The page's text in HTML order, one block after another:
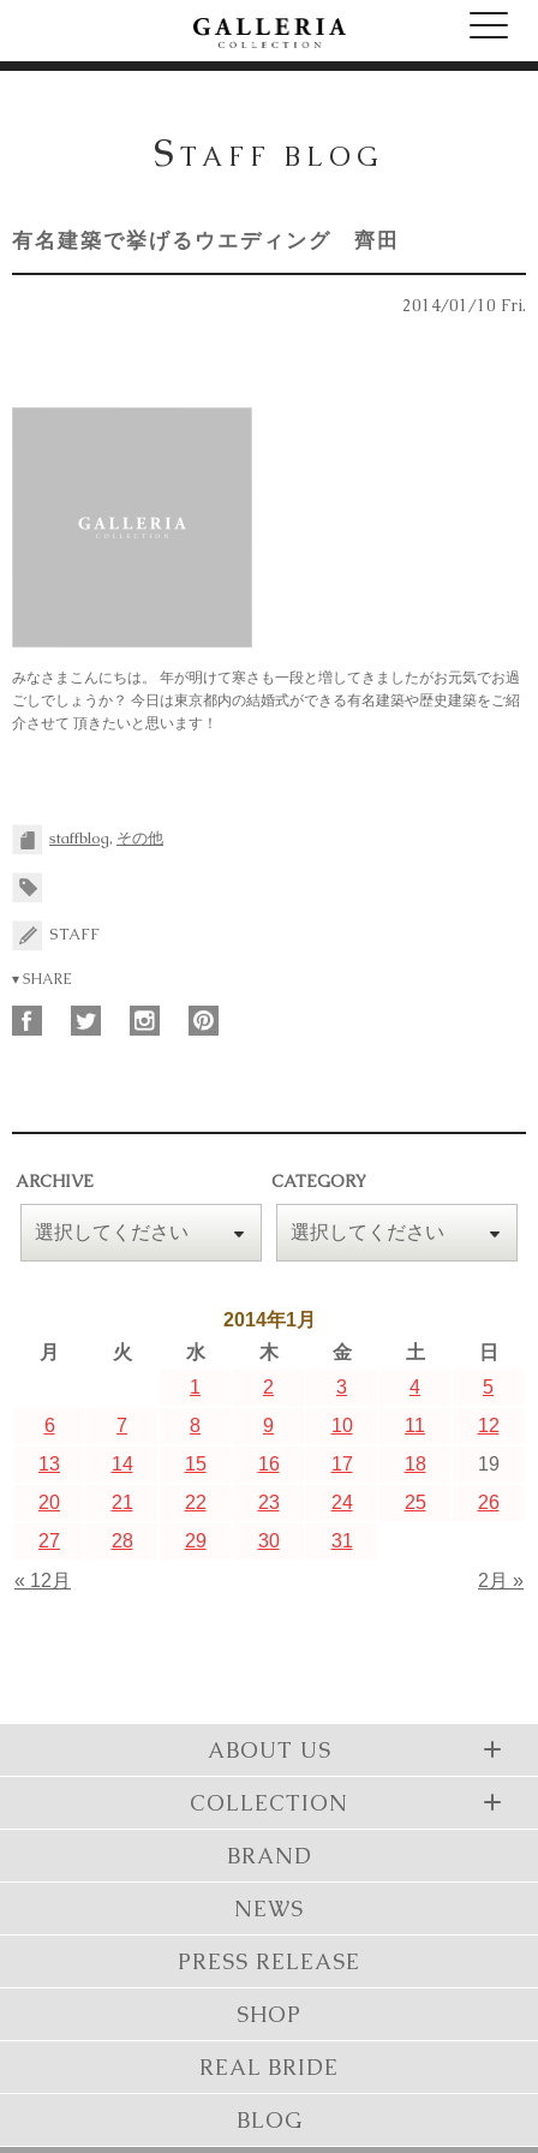
S TAFF BLOG
有名建築で挙げるウエディング 齊田
2014/01/10 Fri.
みなさまこんにちは。 年が明けて寒さも一段と増してきましたがお元気でお過
ごしでしょうか？ 今日は東京都内の結婚式ができる有名建築や歴史建築をご紹
介させて 頂きたいと思います！
staffblog, その他
STAFF
▾ SHARE
ARCHIVE CATEGORY
2014年1月
月
火 水 木 金 土 日
« 12月 2月 »
1 2 3 4
5
6
7 8 9 10 11
12
13
14 15 16 17 18
19
20
21 22 23 24 25
26
27
28 29 30 31
ABOUT US
COLLECTION
BRAND
NEWS
PRESS RELEASE
SHOP
REAL BRIDE
BLOG